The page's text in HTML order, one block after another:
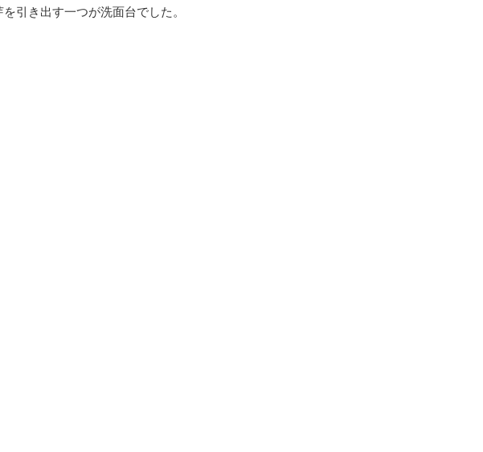
引き出す一つが洗面台でした。